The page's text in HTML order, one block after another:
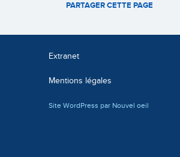
PARTAGER CETTE PAGE
Extranet
Mentions légales
Site WordPress par Nouvel oeil